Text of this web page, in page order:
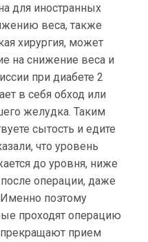
для иностранных
веса, также
хирургия, может
на снижение веса и
при диабете 2
в себя обход или
желудка. Таким
сытость и едите
что уровень
до уровня, ниже
операции, даже
поэтому
проходят операцию
прием